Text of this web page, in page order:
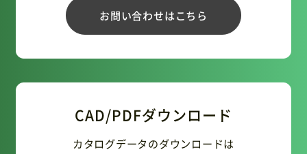
お問い合わせはこちら
CAD/PDFダウンロード
カタログデータのダウンロードは